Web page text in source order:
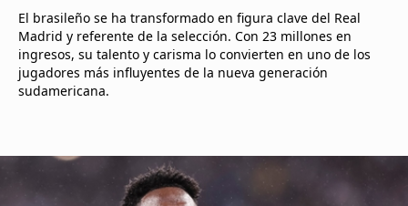
El brasileño se ha transformado en figura clave del Real
Madrid y referente de la selección. Con 23 millones en
ingresos, su talento y carisma lo convierten en uno de los
jugadores más influyentes de la nueva generación
sudamericana.